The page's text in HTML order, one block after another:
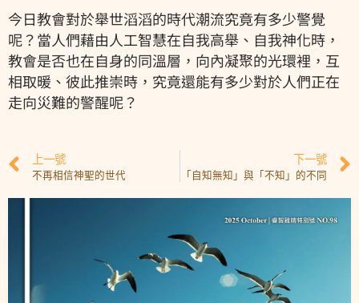
今日教會對於舉世滔滔的時代潮流究竟有多少警覺
呢？當人們藉由人工智慧在自我高舉、自我神化時，
教會是否也在自身的同溫層，向內凝聚的光環裡，互
相取暖、彼此推崇時，究竟還能有多少對於人們正在
走向災難的警醒呢？
上一號
不再相信神聖的世代
下一號
「自知無知」與「不知」的不同